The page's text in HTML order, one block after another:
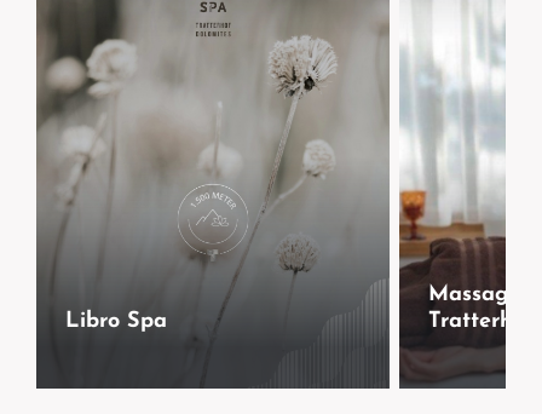
Libro Spa
Tratterhof